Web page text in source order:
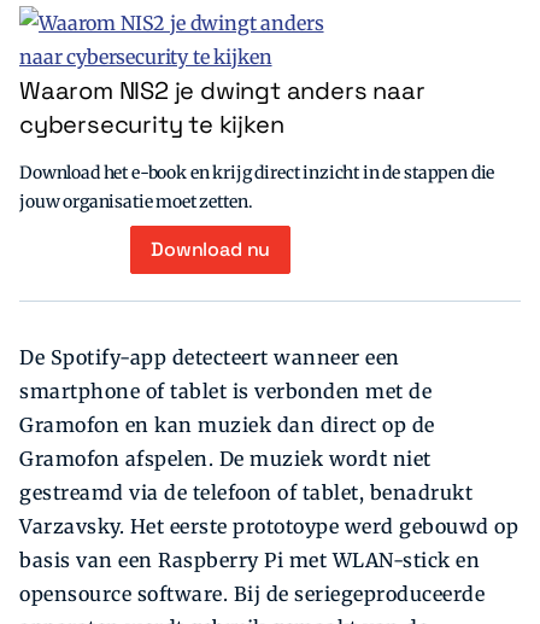
Waarom NIS2 je dwingt anders naar
cybersecurity te kijken
Download het e-book en krijg direct inzicht in de stappen die
jouw organisatie moet zetten.
Download nu
De Spotify-app detecteert wanneer een
smartphone of tablet is verbonden met de
Gramofon en kan muziek dan direct op de
Gramofon afspelen. De muziek wordt niet
gestreamd via de telefoon of tablet, benadrukt
Varzavsky. Het eerste prototoype werd gebouwd op
basis van een Raspberry Pi met WLAN-stick en
opensource software. Bij de seriegeproduceerde